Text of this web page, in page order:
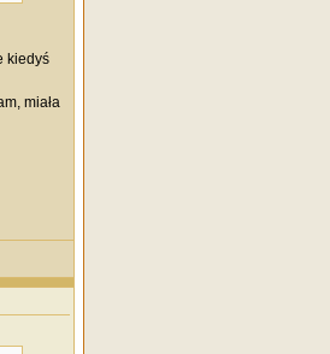
kiedyś
miała